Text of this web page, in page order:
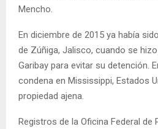
Mencho.
En diciembre de 2015 ya había
de Zúñiga, Jalisco, cuando se
Garibay para evitar su detención.
condena en Mississippi, Estados
propiedad ajena.
Registros de la Oficina Federal de